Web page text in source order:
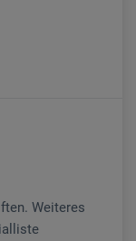
Weiteres